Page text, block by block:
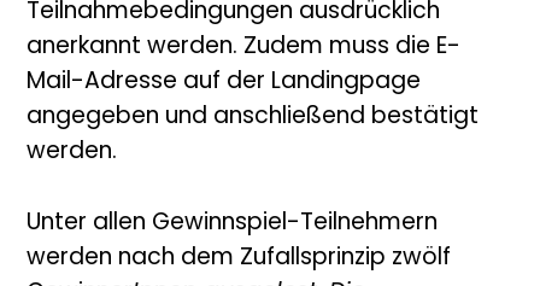
Teilnahmebedingungen ausdrücklich
anerkannt werden. Zudem muss die E-
Mail-Adresse auf der Landingpage
angegeben und anschließend bestätigt
werden.
Unter allen Gewinnspiel-Teilnehmern
werden nach dem Zufallsprinzip zwölf